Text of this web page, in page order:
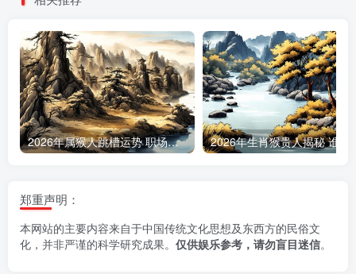
2026年属猴人跳槽运势 职场变动最佳时机预测
郑重声明：
本网站的主要内容来自于中国传统文化思想及东西方的民俗文
化，并非严谨的科学研究成果。 仅供娱乐参考，请勿盲目迷信。